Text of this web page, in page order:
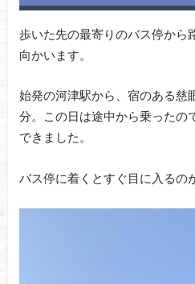
歩いた先の最寄りのバス停から
向かいます。
始発の河津駅から、宿のある慈
分。この日は途中から乗ったの
できました。
バス停に着くとすぐ目に入るの